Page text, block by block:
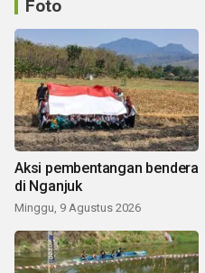
Foto
Aksi pembentangan bendera
di Nganjuk
Minggu, 9 Agustus 2026